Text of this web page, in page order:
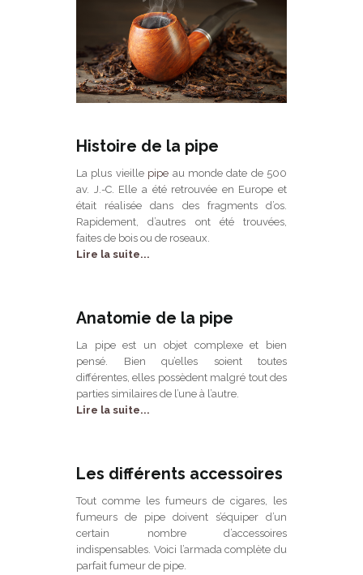
Histoire de la pipe
La plus vieille pipe au monde date de 500
av. J.-C. Elle a été retrouvée en Europe et
était réalisée dans des fragments d’os.
Rapidement, d’autres ont été trouvées,
faites de bois ou de roseaux.
Lire la suite...
Anatomie de la pipe
La pipe est un objet complexe et bien
pensé. Bien qu’elles soient toutes
différentes, elles possèdent malgré tout des
parties similaires de l’une à l’autre.
Lire la suite...
Les différents accessoires
Tout comme les fumeurs de cigares, les
fumeurs de pipe doivent s’équiper d’un
certain nombre d’accessoires
indispensables. Voici l’armada complète du
parfait fumeur de pipe.